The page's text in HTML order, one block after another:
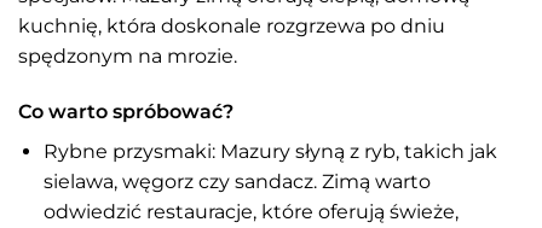
kuchnię, która doskonale rozgrzewa po dniu
spędzonym na mrozie.
Co warto spróbować?
Rybne przysmaki: Mazury słyną z ryb, takich jak
sielawa, węgorz czy sandacz. Zimą warto
odwiedzić restauracje, które oferują świeże,